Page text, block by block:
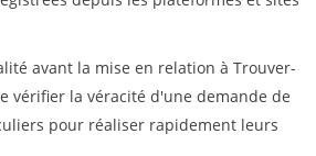
avant la mise en relation à Trouver-
vérifier la véracité d'une demande de
pour réaliser rapidement leurs